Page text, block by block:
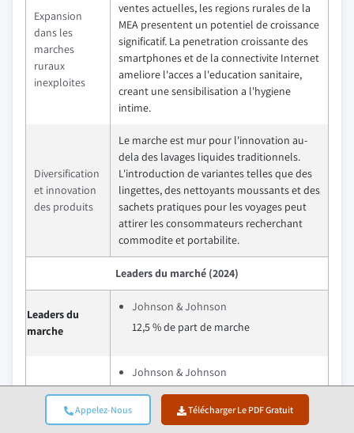
Appelez-Nous Télécharger Le PDF Gratuit
Expansion
dans les
marches
ruraux
inexploites
ventes actuelles, les regions rurales de la
MEA presentent un potentiel de croissance
significatif. La penetration croissante des
smartphones et de la connectivite Internet
ameliore l'acces a l'education sanitaire,
creant une sensibilisation a l'hygiene
intime.
Diversification
et innovation
des produits
Le marche est mur pour l'innovation au-
dela des lavages liquides traditionnels.
L'introduction de variantes telles que des
lingettes, des nettoyants moussants et des
sachets pratiques pour les voyages peut
attirer les consommateurs recherchant
commodite et portabilite.
Leaders du marché (2024)
Leaders du
marche
Johnson & Johnson
12,5 % de part de marche
Principaux
Johnson & Johnson
Procter & Gamble